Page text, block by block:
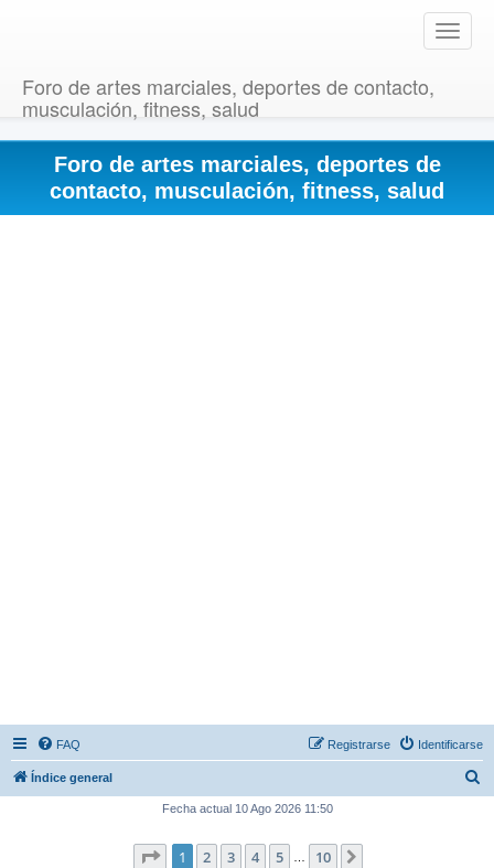
T
o
e
v
Foro de artes marciales, deportes de contacto,
musculación, fitness, salud
Foro de artes marciales, deportes de
contacto, musculación, fitness, salud
FAQ Identificarse
Registrarse
Índice general
Fecha actual 10 Ago 2026 11:50
Página de 10
1 2 3 4 5 10